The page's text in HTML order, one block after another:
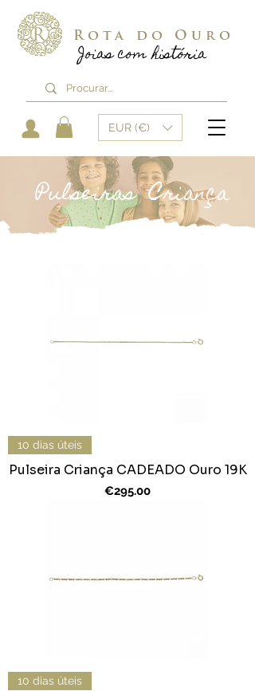
Joias com história
Rota do Ouro
EUR (€)
Pulseiras Criança
10 dias úteis
Pulseira Criança CADEADO Ouro 19K
Price
€295.00
10 dias úteis